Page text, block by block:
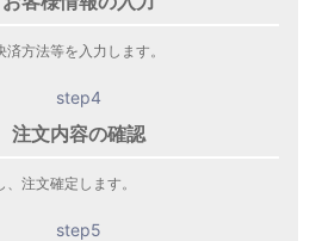
方法等を入力します。
step4
注文内容の確認
注文確定します。
step5